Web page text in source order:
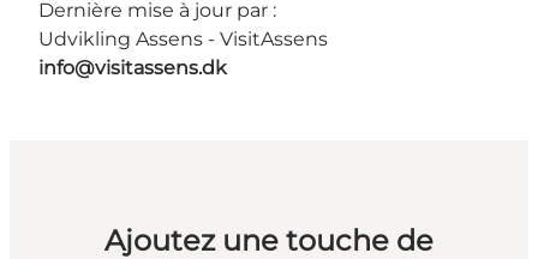
Dernière mise à jour par :
Udvikling Assens - VisitAssens
info@visitassens.dk
Ajoutez une touche de